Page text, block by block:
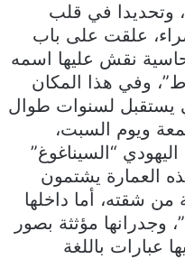
وتحديدا في قلب
علقت على باب
نقش عليها اسمه
وفي هذا المكان
يستقبل لسنوات طوال
ويوم السبت،
“السيناغوغ”
العمارة يشتمون
من شقته، أما داخلها
مؤثثة بصور
عبارات باللغة